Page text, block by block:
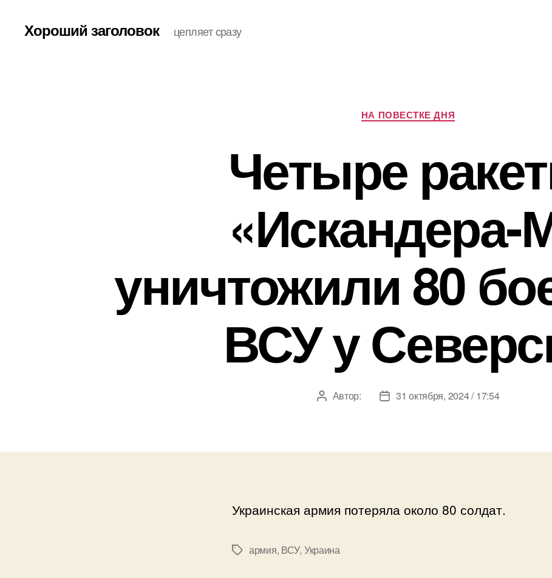
Хороший заголовок цепляет сразу
Рубрики
НА ПОВЕСТКЕ ДНЯ
Четыре
«Искандера-
уничтожили 80
ВСУ у
Автор
Автор:
Дата31 октября, 2024 / 17:54
Украинская армия потеряла около 80 солдат.
Меткиармия, ВСУ, Украина